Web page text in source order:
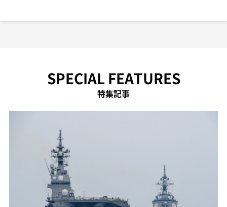
SPECIAL FEATURES
特集記事